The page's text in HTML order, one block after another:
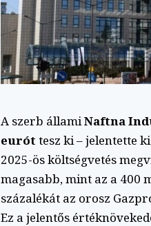
A szerb államiNaftna
euróttesz ki – jelentette
2025-ös költségvetés
magasabb, mint az a 400
százalékát az orosz
Ez a jelentős